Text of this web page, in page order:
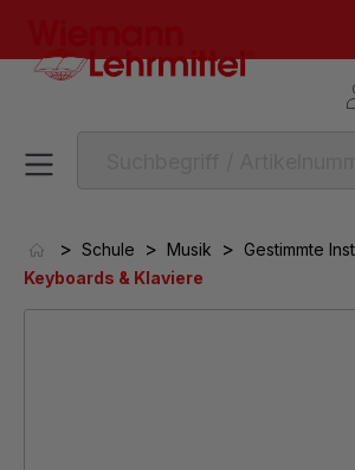
> Schule > Musik > Gestimmte
Keyboards & Klaviere